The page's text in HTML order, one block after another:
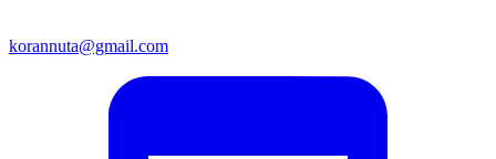
korannuta@gmail.com